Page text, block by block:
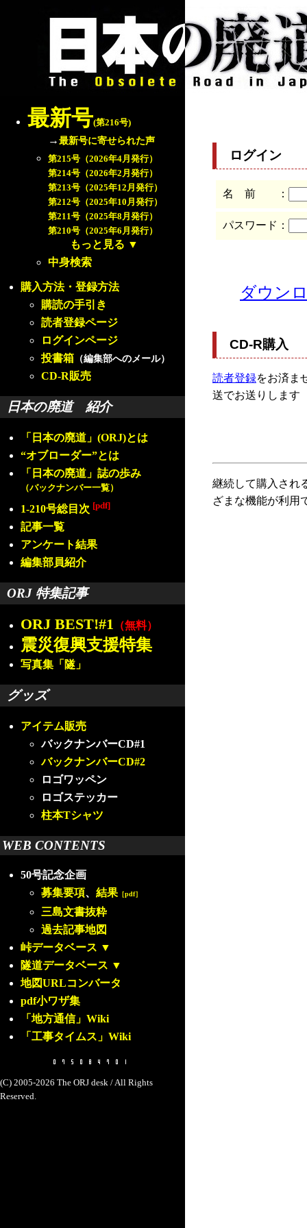
最新号(第216号)
→最新号に寄せられた声
第215号（2026年4月発行）
第214号（2026年2月発行）
第213号（2025年12月発行）
第212号（2025年10月発行）
第211号（2025年8月発行）
第210号（2025年6月発行）
もっと見る ▼
中身検索
購入方法・登録方法
購読の手引き
読者登録ページ
ログインページ
投書箱 （編集部へのメール）
CD-R販売
日本の廃道 紹介
「日本の廃道」(ORJ)とは
“オブローダー”とは
「日本の廃道」誌の歩み
（バックナンバー一覧）
1-210号総目次 [pdf]
記事一覧
アンケート結果
編集部員紹介
ORJ 特集記事
ORJ BEST!#1 （無料）
震災復興支援特集
写真集「隧」
グッズ
アイテム販売
バックナンバーCD#1
バックナンバーCD#2
ロゴワッペン
ロゴステッカー
柱本Tシャツ
WEB CONTENTS
50号記念企画
募集要項、 結果 ［pdf］
三島文書抜粋
過去記事地図
峠データベース ▼
隧道データベース ▼
地図URLコンバータ
pdf小ワザ集
「地方通信」Wiki
「工事タイムス」Wiki
(C) 2005-2026 The ORJ desk / All Rights
Reserved.
ログイン
名 前 ：
パスワード：
ダウン
CD-R購入
読者登録をお済ま
送でお送りします
継続して購入され
ざまな機能が利用